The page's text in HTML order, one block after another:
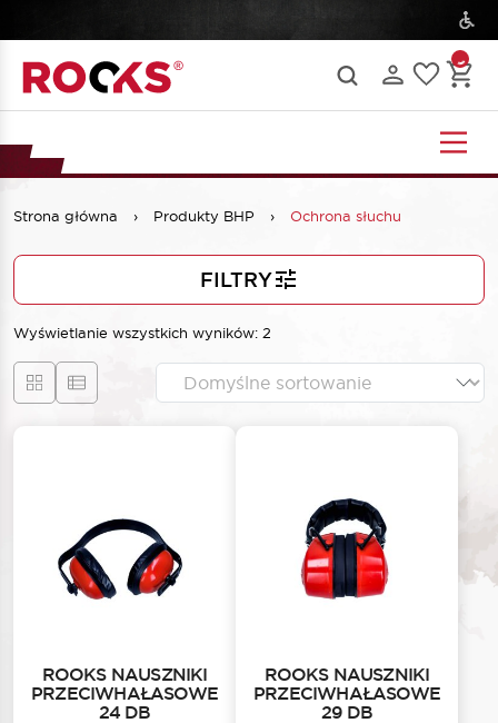
Strona główna › Produkty BHP › Ochrona słuchu
FILTRY
Wyświetlanie wszystkich wyników: 2
ROOKS NAUSZNIKI
PRZECIWHAŁASOWE
24 DB
ROOKS NAUSZNIKI
PRZECIWHAŁASOWE
29 DB